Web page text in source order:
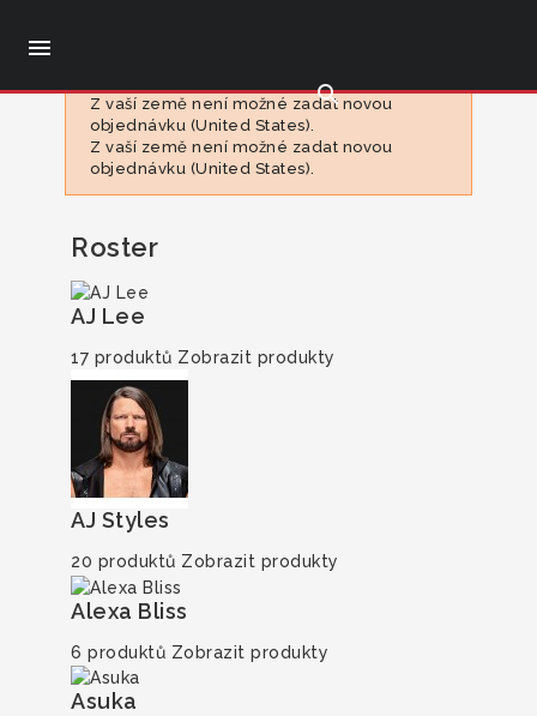

search
Z vaší země není možné zadat novou
objednávku (United States).
Z vaší země není možné zadat novou
objednávku (United States).
Roster
AJ Lee
17 produktů Zobrazit produkty
AJ Styles
20 produktů Zobrazit produkty
Alexa Bliss
6 produktů Zobrazit produkty
Asuka